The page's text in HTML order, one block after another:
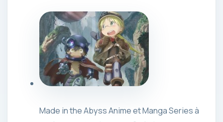
Made in the Abyss Anime et Manga Series à